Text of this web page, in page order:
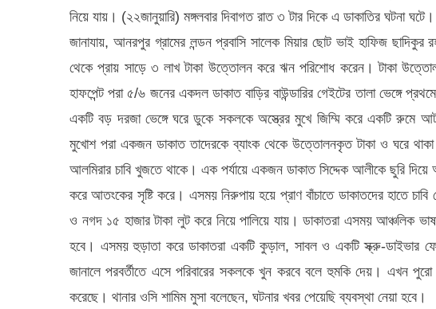
ও
টাকা
লুট
:
আহত-২
নিয়ে যায়। (২২জানুয়ারি) মঙ্গলবার দিবাগত রাত ৩ টার দিকে এ ডাকাতির ঘটনা ঘটে।
জানাযায়, আনরপুর গ্রামের লন্ডন প্রবাসি সালেক মিয়ার ছোট ভাই হাফিজ
থেকে প্রায় সাড়ে ৩ লাখ টাকা উত্তোলন করে ঋন পরিশোধ করেন। টাকা
হাফপেন্ট পরা ৫/৬ জনের একদল ডাকাত বাড়ির বাউন্ডারির গেইটের তালা ভেঙ্গে
একটি বড় দরজা ভেঙ্গে ঘরে ডুকে সকলকে অস্ত্রের মুখে জিম্মি করে একটি রুমে
মুখোশ পরা একজন ডাকাত তাদেরকে ব্যাংক থেকে উত্তোলনকৃত টাকা ও ঘরে
আলমিরার চাবি খুজতে থাকে। এক পর্যায়ে একজন ডাকাত সিদ্দেক আলীকে ছুরি
করে আতংকের সৃষ্টি করে। এসময় নিরুপায় হয়ে প্রাণ বাঁচাতে ডাকাতদের হাতে চাবি
ও নগদ ১৫ হাজার টাকা লুট করে নিয়ে পালিয়ে যায়। ডাকাতরা এসময় আঞ্চলিক
হবে। এসময় হুড়াতা করে ডাকাতরা একটি কুড়াল, সাবল ও একটি স্ক্রু-ডাইভার
জানালে পরবর্তীতে এসে পরিবারের সকলকে খুন করবে বলে হুমকি দেয়। এখন
করেছে। থানার ওসি শামিম মুসা বলেছেন, ঘটনার খবর পেয়েছি ব্যবস্থা নেয়া হবে।